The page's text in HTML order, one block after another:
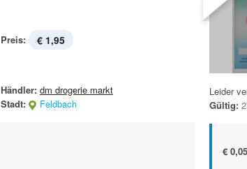
Preis: € 1,95
Händler: dm drogerie markt
Stadt:
Feldbach
Leider
Gültig:
€